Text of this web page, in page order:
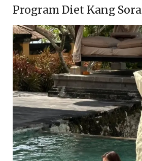
Program Diet Kang Sora